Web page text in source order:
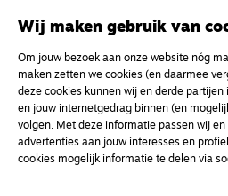
Meld je aan voor
nieuwsbrief
uw e-mailadres
Wij maken gebruik van
Om jouw bezoek aan onze website nóg
maken zetten we cookies (en daarmee
deze cookies kunnen wij en derde
en jouw internetgedrag binnen (en
volgen. Met deze informatie passen wij
advertenties aan jouw interesses en
cookies mogelijk informatie te delen via